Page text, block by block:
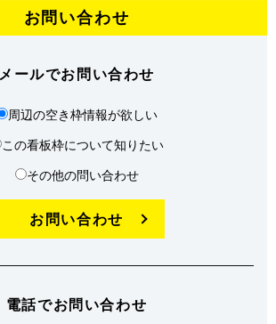
お問い合わせ
メールでお問い合わせ
周辺の空き枠情報が欲しい
この看板枠について知りたい
その他の問い合わせ
お問い合わせ
電話でお問い合わせ